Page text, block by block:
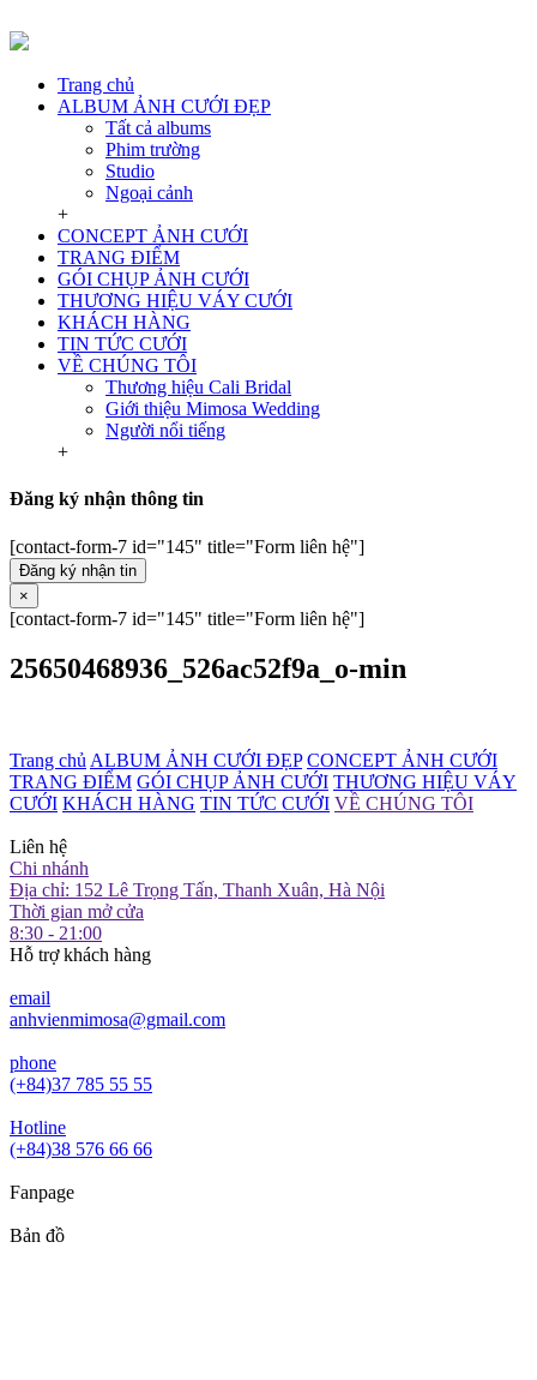
Trang chủ
ALBUM ẢNH CƯỚI ĐẸP
Tất cả albums
Phim trường
Studio
Ngoại cảnh
+
CONCEPT ẢNH CƯỚI
TRANG ĐIỂM
GÓI CHỤP ẢNH CƯỚI
THƯƠNG HIỆU VÁY CƯỚI
KHÁCH HÀNG
TIN TỨC CƯỚI
VỀ CHÚNG TÔI
Thương hiệu Cali Bridal
Giới thiệu Mimosa Wedding
Người nổi tiếng
+
Đăng ký nhận thông tin
[contact-form-7 id="145" title="Form liên hệ"]
Đăng ký nhận tin
×
[contact-form-7 id="145" title="Form liên hệ"]
25650468936_526ac52f9a_o-min
Trang chủ ALBUM ẢNH CƯỚI ĐẸP CONCEPT ẢNH CƯỚI
TRANG ĐIỂM GÓI CHỤP ẢNH CƯỚI THƯƠNG HIỆU VÁY
CƯỚI KHÁCH HÀNG TIN TỨC CƯỚI VỀ CHÚNG TÔI
Liên hệ
Chi nhánh
Địa chỉ: 152 Lê Trọng Tấn, Thanh Xuân, Hà Nội
Thời gian mở cửa
8:30 - 21:00
Hỗ trợ khách hàng
email
anhvienmimosa@gmail.com
phone
(+84)37 785 55 55
Hotline
(+84)38 576 66 66
Fanpage
Bản đồ